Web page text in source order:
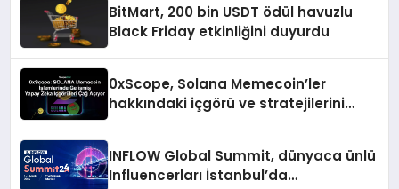
BitMart, 200 bin USDT ödül havuzlu
Black Friday etkinliğini duyurdu
0xScope, Solana Memecoin’ler
hakkındaki içgörü ve stratejilerini
INFLOW Global Summit, dünyaca ünlü
Influencerları İstanbul’da